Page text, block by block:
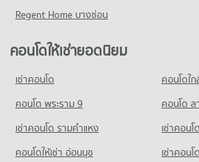
มีคอนโดให้เช่า 45,440 ประกาศ
ขายคอนโด รร.ทรินิตี้ อินเตอร์เนชั่นแนล
มีคอนโดขาย 16,632 ประกาศ
คอนโด รร.สายน้ำผึ้ง
มีคอนโดให้เช่า 52,223 ประกาศ
คอนโด เทสโก้โลตัส พระราม 3
คอนโดให้เช่า เทสโก้โลตัส พระราม 3
มีคอนโดให้เช่า 40,284 ประกาศ
มีคอนโดขาย 17,218 ประกาศ
คอนโด บิ๊กซี ซูเปอร์เซ็นเตอร์ เอกมัย
421 โครงการ
ขายคอนโด ถนนสุขุมวิท
มีคอนโดขาย 26,770 ประกาศ
คอนโด ซอยเอกมัย (สุขุมวิท 63)
มีคอนโดให้เช่า 20,827 ประกาศ
ขายคอนโด ซอยเอกมัย (สุขุมวิท 63)
มีคอนโดขาย 7,611 ประกาศ
คอนโดให้เช่า รพ.เทพธารินทร์
มีคอนโดให้เช่า 24,259 ประกาศ
ขายคอนโด รพ.เทพธารินทร์
มีคอนโดขาย 8,628 ประกาศ
คอนโด รพ.วิมุต-เทพธารินทร์ พระราม 4
168 โครงการ
คอนโดให้เช่า รพ.วิมุต-เทพธารินทร์ พระราม 4
มีคอนโดให้เช่า 15,910 ประกาศ
ขายคอนโด รพ.วิมุต-เทพธารินทร์ พระราม 4
Regent Home บางซ่อน
คอนโดให้เช่ายอดนิยม
เช่าคอนโด
คอนโดใ
คอนโด พระราม 9
คอนโด
เช่าคอนโด รามคําแหง
เช่าคอน
คอนโดให้เช่า อ่อนนุช
เช่าคอน